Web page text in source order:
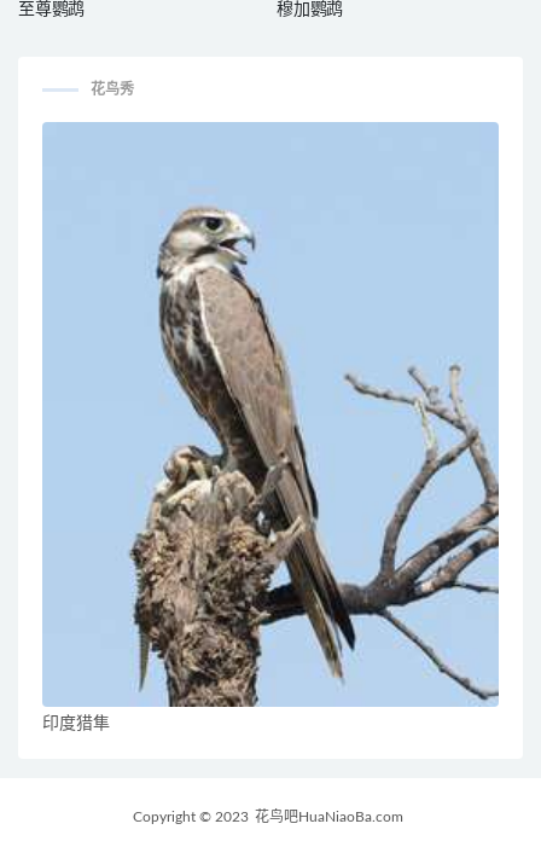
至尊鹦鹉 穆加鹦鹉
花鸟秀
印度猎隼
Copyright © 2023 花鸟吧HuaNiaoBa.com